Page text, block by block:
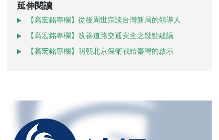
延伸閱讀
【高宏銘專欄】從後周世宗談台灣新局的領導人
【高宏銘專欄】改善道路交通安全之幾點建議
【高宏銘專欄】明朝北京保衛戰給臺灣的啟示